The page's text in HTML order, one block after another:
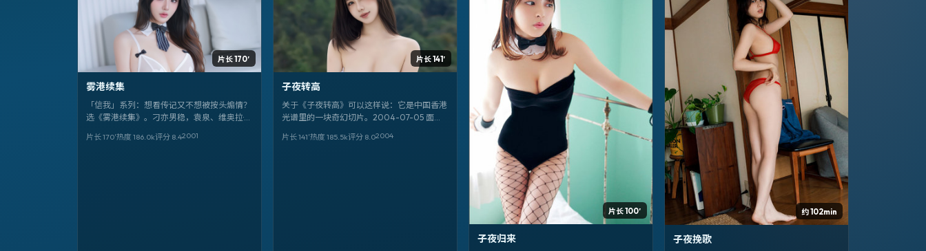
片长 170′
雾港续集
「信我」系列：想看传记又不想被按头煽情？
选《雾港续集》。刁亦男稳，袁泉、维奥拉·戴
锚定 2001-10-26。
片长 170′热度 186.0k评分 8.42001
片长 141′
子夜转高
关于《子夜转高》可以这样说：它是中国香港
光谱里的一块奇幻切片。2004-07-05 面
的是 徐峥、天海祐希、李现 的眼神戏。全阵
片长 141′热度 185.5k评分 8.02004
片长 100′
子夜归来
约 102min
子夜挽歌